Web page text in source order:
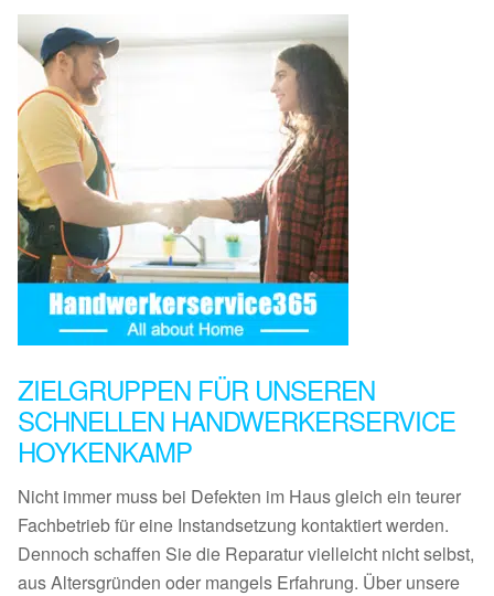
ZIELGRUPPEN FÜR UNSEREN
SCHNELLEN HANDWERKERSERVICE
HOYKENKAMP
Nicht immer muss bei Defekten im Haus gleich ein teurer
Fachbetrieb für eine Instandsetzung kontaktiert werden.
Dennoch schaffen Sie die Reparatur vielleicht nicht selbst,
aus Altersgründen oder mangels Erfahrung. Über unsere